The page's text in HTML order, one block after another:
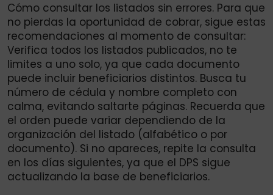
Cómo consultar los listados sin errores. Para que
no pierdas la oportunidad de cobrar, sigue estas
recomendaciones al momento de consultar:
Verifica todos los listados publicados, no te
limites a uno solo, ya que cada documento
puede incluir beneficiarios distintos. Busca tu
número de cédula y nombre completo con
calma, evitando saltarte páginas. Recuerda que
el orden puede variar dependiendo de la
organización del listado (alfabético o por
documento). Si no apareces, repite la consulta
en los días siguientes, ya que el DPS sigue
actualizando la base de beneficiarios.